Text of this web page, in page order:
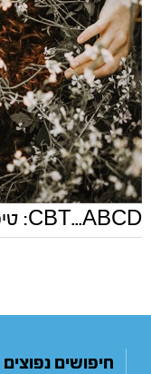
CBT...ABCD: טיפול קוגניטיבי התנהגותי
חיפושים נפוצים